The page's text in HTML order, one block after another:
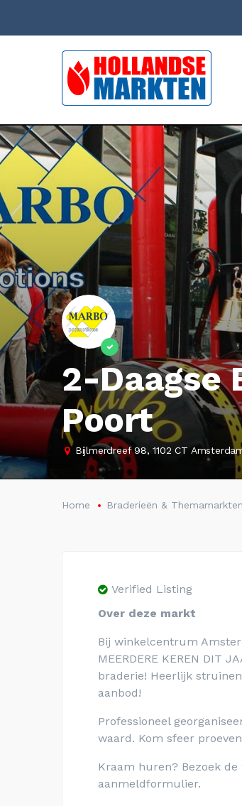
2-Daagse
Poort
Bijlmerdreef 98, 1102 CT
Home Braderieën & Themamarkten
Verified Listing
Over deze markt
Bij winkelcentrum
MEERDERE KEREN DIT
braderie! Heerlijk
aanbod!
Professioneel
waard. Kom sfeer
Kraam huren? Bezoek
aanmeldformulier.